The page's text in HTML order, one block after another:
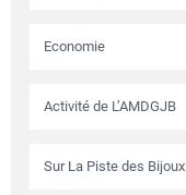
Economie
Activité de L’AMDGJB
Sur La Piste des Bijoux